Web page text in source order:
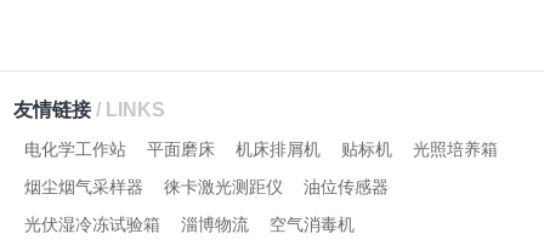
友情链接/ LINKS
电化学工作站 平面磨床 机床排屑机 贴标机
光照培养箱
烟尘烟气采样器
徕卡激光测距仪
油位传感器
光伏湿冷冻试验箱
淄博物流
空气消毒机